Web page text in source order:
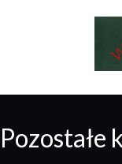
Pozostałe